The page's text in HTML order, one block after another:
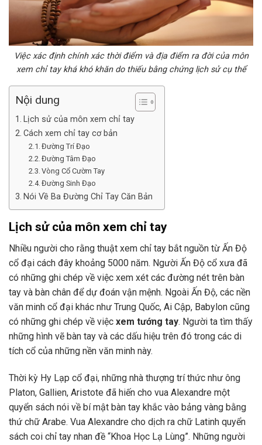
Việc xác định chính xác thời điểm và địa điểm ra đời của môn
xem chỉ tay khá khó khăn do thiếu bằng chứng lịch sử cụ thể
Nội dung
Lịch sử của môn xem chỉ tay
Cách xem chỉ tay cơ bản
Đường Trí Đạo
Đường Tâm Đạo
Vòng Cổ Cườm Tay
Đường Sinh Đạo
Nói Về Ba Đường Chỉ Tay Căn Bản
Lịch sử của môn xem chỉ tay
Nhiều người cho rằng thuật xem chỉ tay bắt nguồn từ Ấn Độ
cổ đại cách đây khoảng 5000 năm. Người Ấn Độ cổ xưa đã
có những ghi chép về việc xem xét các đường nét trên bàn
tay và bàn chân để dự đoán vận mệnh. Ngoài Ấn Độ, các nền
văn minh cổ đại khác như Trung Quốc, Ai Cập, Babylon cũng
có những ghi chép về việc xem tướng tay. Người ta tìm thấy
những hình vẽ bàn tay và các dấu hiệu trên đó trong các di
tích cổ của những nền văn minh này.
Thời kỳ Hy Lạp cổ đại, những nhà thượng trí thức như ông
Platon, Gallien, Aristote đã hiến cho vua Alexandre một
quyển sách nói về bí mật bàn tay khắc vào bảng vàng bằng
thứ chữ Arabe. Vua Alexandre cho dịch ra chữ Latinh quyển
sách coi chỉ tay nhan đề “Khoa Học Lạ Lùng”. Những người